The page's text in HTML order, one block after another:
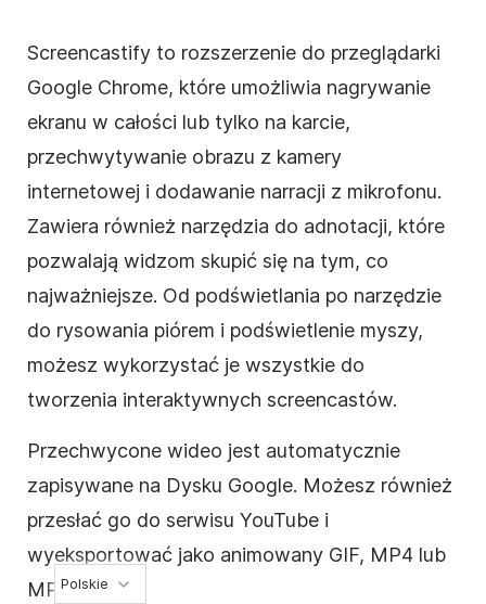
Screencastify to rozszerzenie do przeglądarki
Google Chrome, które umożliwia nagrywanie
ekranu w całości lub tylko na karcie,
przechwytywanie obrazu z kamery
internetowej i dodawanie narracji z mikrofonu.
Zawiera również narzędzia do adnotacji, które
pozwalają widzom skupić się na tym, co
najważniejsze. Od podświetlania po narzędzie
do rysowania piórem i podświetlenie myszy,
możesz wykorzystać je wszystkie do
tworzenia interaktywnych screencastów.
Przechwycone wideo jest automatycznie
zapisywane na Dysku Google. Możesz również
przesłać go do serwisu YouTube i
wyeksportować jako animowany GIF, MP4 lub
MP3.Polskie